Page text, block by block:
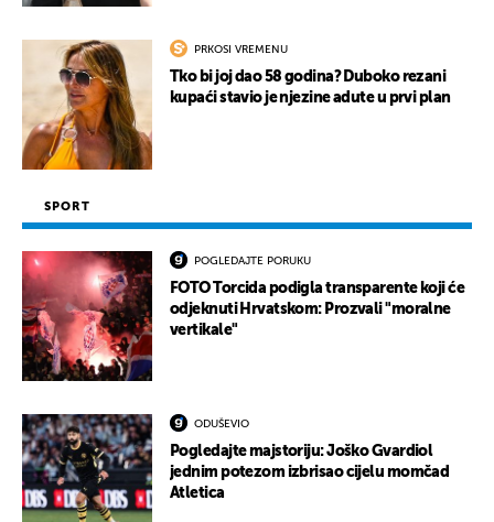
PRKOSI VREMENU
Tko bi joj dao 58 godina? Duboko rezani
kupaći stavio je njezine adute u prvi plan
SPORT
POGLEDAJTE PORUKU
FOTO Torcida podigla transparente koji će
odjeknuti Hrvatskom: Prozvali "moralne
vertikale"
ODUŠEVIO
Pogledajte majstoriju: Joško Gvardiol
jednim potezom izbrisao cijelu momčad
Atletica